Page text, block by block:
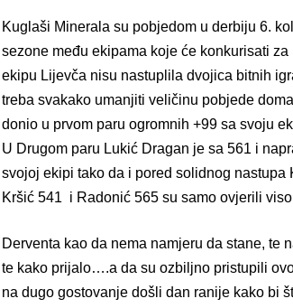
Kuglaši Minerala su pobjedom u derbiju 6.
sezone među ekipama koje će konkurisati
ekipu Lijevča nisu nastuplila dvojica bitnih
treba svakako umanjiti veličinu pobjede
donio u prvom paru ogromnih +99 sa svoju
U Drugom paru Lukić Dragan je sa 561 i
svojoj ekipi tako da i pored solidnog
Kršić 541 i Radonić 565 su samo ovjerili
Derventa kao da nema namjeru da stane,
te kako prijalo….a da su ozbiljno pristupili
na dugo gostovanje došli dan ranije kako bi